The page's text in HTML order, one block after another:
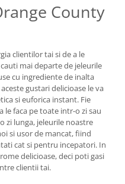
County
clientilor tai si de a le
mai departe de jeleurile
cu ingrediente de inalta
gustari delicioase le va
si euforica instant. Fie
le faca pe toate intr-o zi sau
zi lunga, jeleurile noastre
si usor de mancat, fiind
cat si pentru incepatori. In
delicioase, deci poti gasi
clientii tai.